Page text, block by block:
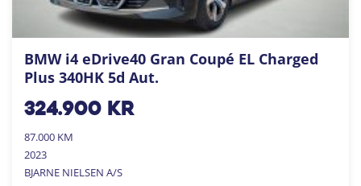
BMW i4 eDrive40 Gran Coupé EL Charged
Plus 340HK 5d Aut.
324.900kr
87.000 KM
2023
BJARNE NIELSEN A/S